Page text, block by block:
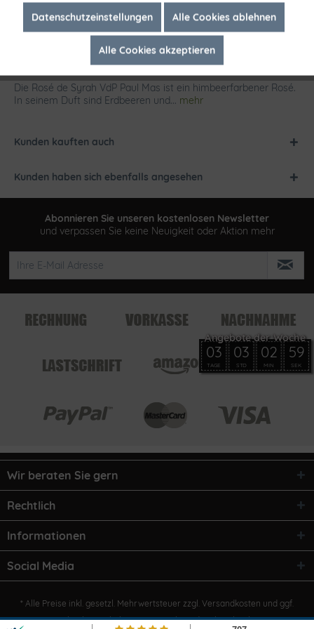
Die Rosé de Syrah VdP Paul Mas ist ein himbeerfarbener Rosé.
In seinem Duft sind Erdbeeren und... mehr
Kunden kauften auch
Kunden haben sich ebenfalls angesehen
Abonnieren Sie unseren kostenlosen Newsletter
und verpassen Sie keine Neuigkeit oder Aktion mehr
Wir beraten Sie gern
Rechtlich
Informationen
Social Media
* Alle Preise inkl. gesetzl. Mehrwertsteuer zzgl. Versandkosten und ggf.
Nachnahmegebühren, wenn nicht anders beschrieben
Marketing Inaktiv
Datenschutzeinstellungen Alle Cookies ablehnen
Alle Cookies akzeptieren
03
TAGE
03
STD
02
MIN
59
SEK